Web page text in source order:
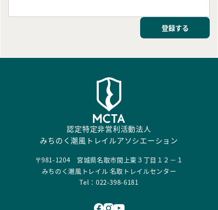
登録する
認定特定非営利活動法人
みちのく潮風トレイルアソシエーション
〒981-1204 宮城県名取市閖上東３丁目１２－１
みちのく潮風トレイル 名取トレイルセンター
Tel：022-398-6181